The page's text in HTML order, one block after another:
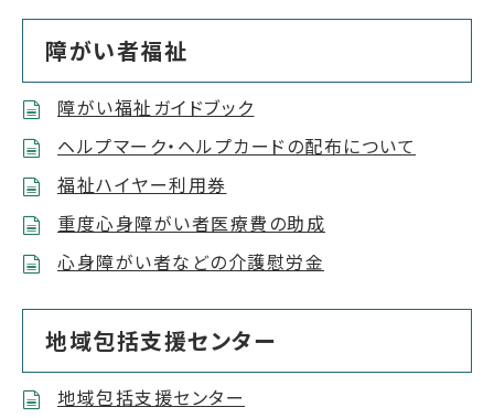
障がい者福祉
障がい福祉ガイドブック
ヘルプマーク・ヘルプカードの配布について
福祉ハイヤー利用券
重度心身障がい者医療費の助成
心身障がい者などの介護慰労金
地域包括支援センター
地域包括支援センター